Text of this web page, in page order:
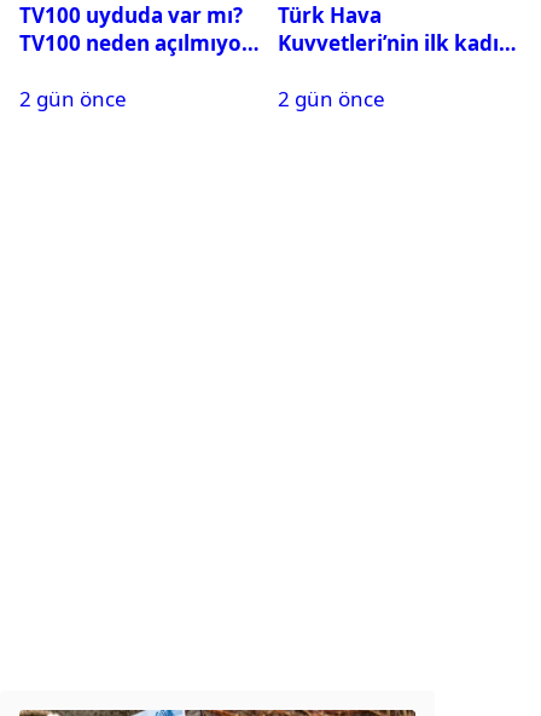
TV100 uyduda var mı?
TV100 neden açılmıyor?
2 gün önce
Türk Hava
Kuvvetleri’nin ilk kadın
Karapınar hakkında
2 gün önce